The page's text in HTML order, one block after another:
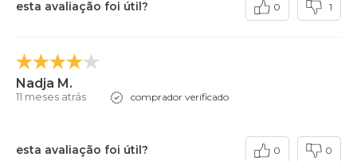
esta avaliação foi útil? 0 1
Nadja M.
11 meses atrás comprador verificado
esta avaliação foi útil? 0 0